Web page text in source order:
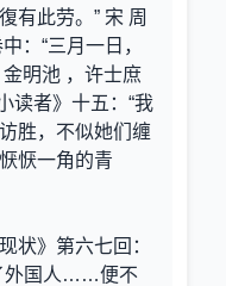
有此劳。” 宋 周
：“三月一日，
明池 ，许士庶
读者》十五：“我
胜，不似她们缠
恹一角的青
状》第六七回：
外国人……便不